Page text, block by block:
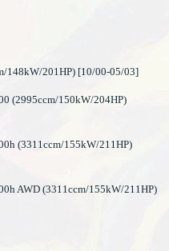
148kW/201HP) [10/00-05/03]
(2995ccm/150kW/204HP)
(3311ccm/155kW/211HP)
AWD (3311ccm/155kW/211HP)